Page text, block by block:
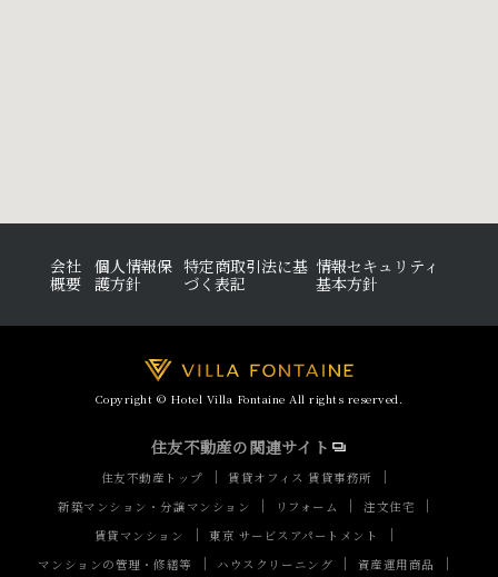
会社
概要
個人情報保
護方針
特定商取引法に基
づく表記
情報セキュリティ
基本方針
Copyright © Hotel Villa Fontaine All rights reserved.
住友不動産の関連サイト
住友不動産トップ
賃貸オフィス 賃貸事務所
新築マンション・分譲マンション
リフォーム
注文住宅
賃貸マンション
東京 サービスアパートメント
マンションの管理・修繕等
ハウスクリーニング 資産運用商品